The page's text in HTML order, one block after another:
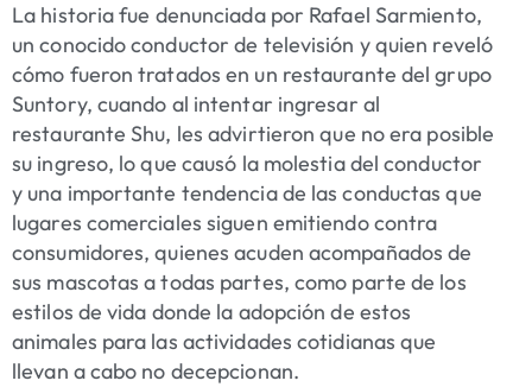
La historia fue denunciada por Rafael Sarmiento,
un conocido conductor de televisión y quien reveló
cómo fueron tratados en un restaurante del grupo
Suntory, cuando al intentar ingresar al
restaurante Shu, les advirtieron que no era posible
su ingreso, lo que causó la molestia del conductor
y una importante tendencia de las conductas que
lugares comerciales siguen emitiendo contra
consumidores, quienes acuden acompañados de
sus mascotas a todas partes, como parte de los
estilos de vida donde la adopción de estos
animales para las actividades cotidianas que
llevan a cabo no decepcionan.